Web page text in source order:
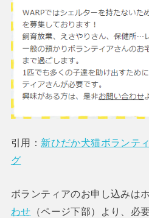
引用： 新ひだか犬猫ボランテ
グ
ボランティアのお申し込みは
わせ （ページ下部）より、必